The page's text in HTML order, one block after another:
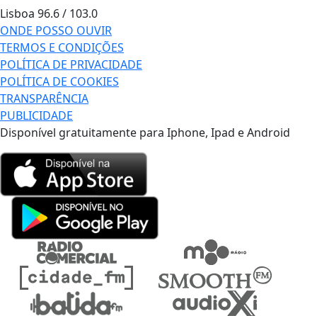
Lisboa 96.6 / 103.0
ONDE POSSO OUVIR
TERMOS E CONDIÇÕES
POLÍTICA DE PRIVACIDADE
POLÍTICA DE COOKIES
TRANSPARÊNCIA
PUBLICIDADE
Disponível gratuitamente para Iphone, Ipad e Android